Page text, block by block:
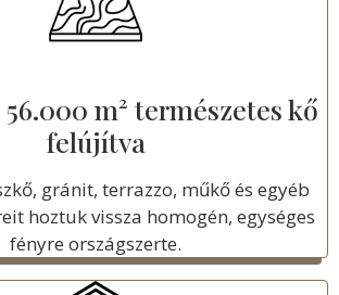
m² természetes kő
felújítva
gránit, terrazzo, műkő és egyéb
hoztuk vissza homogén, egységes
fényre országszerte.